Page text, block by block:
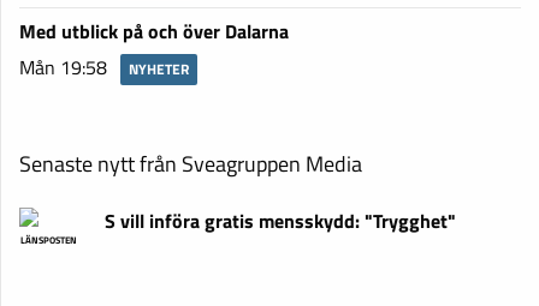
Med utblick på och över Dalarna
Mån 19:58
NYHETER
Senaste nytt från Sveagruppen Media
LÄNSPOSTEN
S vill införa gratis mensskydd: "Trygghet"